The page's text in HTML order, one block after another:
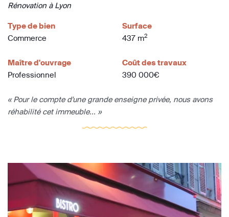
Rénovation à Lyon
Type de bien
Commerce
Surface
437 m2
Maître d'ouvrage
Professionnel
Coût des travaux
390 000€
« Pour le compte d'une grande enseigne privée, nous avons
réhabilité cet immeuble... »